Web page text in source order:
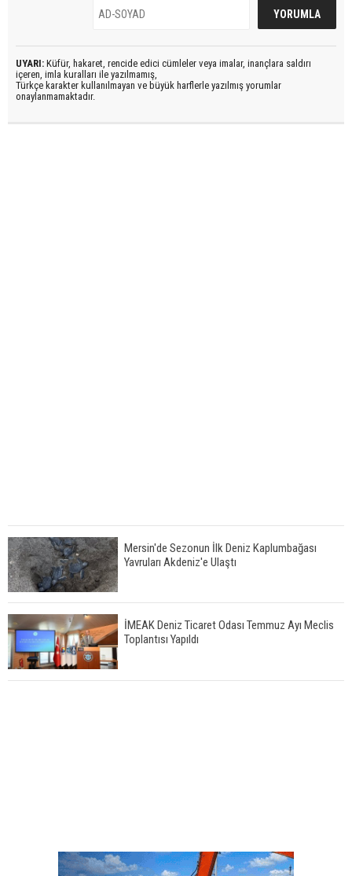
UYARI: Küfür, hakaret, rencide edici cümleler veya imalar, inançlara saldırı
içeren, imla kuralları ile yazılmamış,
Türkçe karakter kullanılmayan ve büyük harflerle yazılmış yorumlar
onaylanmamaktadır.
Mersin'de Sezonun İlk Deniz Kaplumbağası
Yavruları Akdeniz'e Ulaştı
İMEAK Deniz Ticaret Odası Temmuz Ayı Meclis
Toplantısı Yapıldı